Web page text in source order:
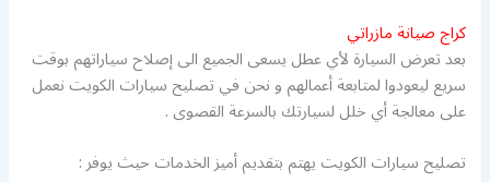
كراج صيانة مازراتي
بعد تعرض السيارة لأي عطل يسعى الجميع الى إصلاح سياراتهم بوقت
سريع ليعودوا لمتابعة أعمالهم و نحن في تصليح سيارات الكويت نعمل
على معالجة أي خلل لسيارتك بالسرعة القصوى .
تصليح سيارات الكويت يهتم بتقديم أميز الخدمات حيث يوفر :